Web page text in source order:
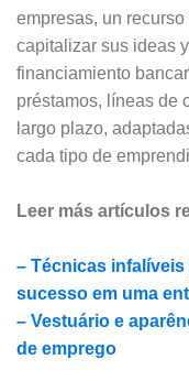
empresas, un
capitalizar sus ideas
financiamiento
préstamos, líneas de
largo plazo,
cada tipo de
Leer más artículos
– Técnicas
sucesso em uma
– Vestuário e
de emprego